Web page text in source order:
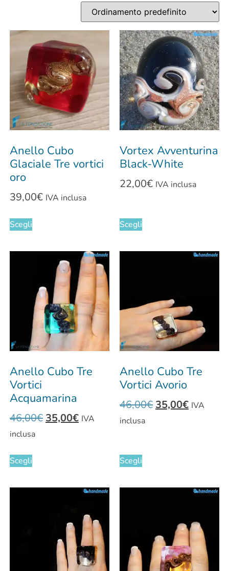
Anello Cubo
Glaciale Tre vortici
oro
39,00€ IVA inclusa
Scegli
Vortex Avventurina
Black-White
22,00€ IVA inclusa
Scegli
Anello Cubo Tre
Vortici
Acquamarina
46,00€ 35,00€ IVA
inclusa
Scegli
Anello Cubo Tre
Vortici Avorio
46,00€ 35,00€ IVA
inclusa
Scegli